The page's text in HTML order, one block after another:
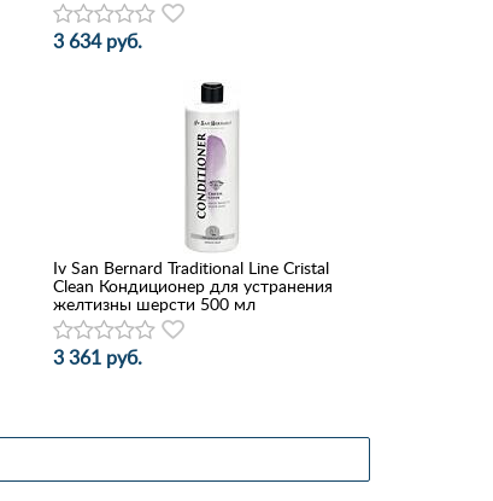
3 634 руб.
Iv San Bernard Traditional Line Cristal
Clean Кондиционер для устранения
желтизны шерсти 500 мл
3 361 руб.